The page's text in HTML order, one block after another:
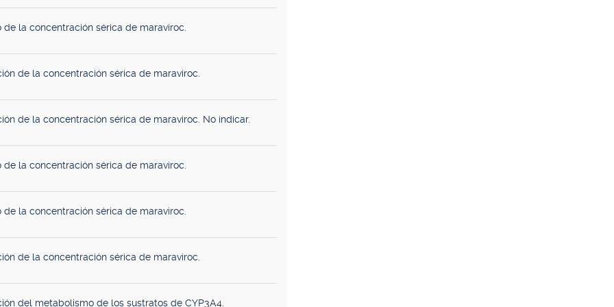
de la concentración sérica de maraviroc.
de la concentración sérica de maraviroc.
de la concentración sérica de maraviroc. No indicar.
de la concentración sérica de maraviroc.
de la concentración sérica de maraviroc.
de la concentración sérica de maraviroc.
del metabolismo de los sustratos de CYP3A4.